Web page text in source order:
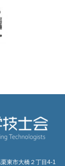
東市大橋２丁目4-1